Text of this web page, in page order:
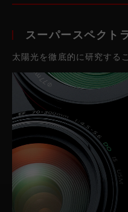
スーパースペクト
太陽光を徹底的に研究する